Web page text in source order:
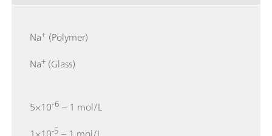
Na+ (Polymer)
Na+ (Glass)
5×10-6 – 1 mol/L
-5